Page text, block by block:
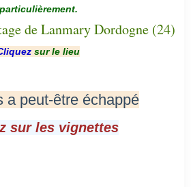
particulièrement.
sur le lieu
a peut-être échappé
sur les vignettes